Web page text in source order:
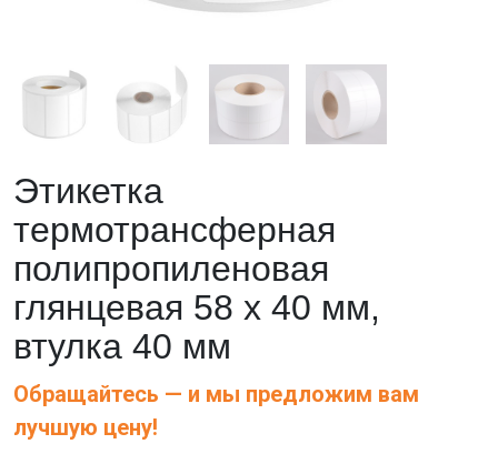
Этикетка
термотрансферная
полипропиленовая
глянцевая 58 х 40 мм,
втулка 40 мм
Обращайтесь — и мы предложим вам
лучшую цену!